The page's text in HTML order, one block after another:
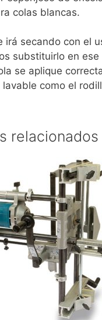
colas blancas.
irá secando con el
substituirlo en
se aplique
como el
relacionados